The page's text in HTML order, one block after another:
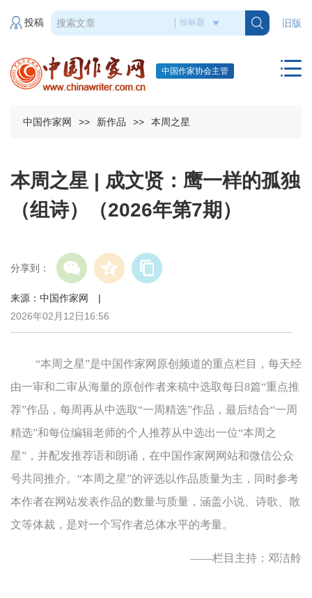
旧版
投稿
中国作家协会主管
中国作家网 >> 新作品 >> 本周之星
本周之星 | 成文贤：鹰一样的孤独
（组诗）（2026年第7期）
分享到：
来源：中国作家网 |
2026年02月12日16:56
“本周之星”是中国作家网原创频道的重点栏目，每天经
由一审和二审从海量的原创作者来稿中选取每日8篇“重点推
荐”作品，每周再从中选取“一周精选”作品，最后结合“一周
精选”和每位编辑老师的个人推荐从中选出一位“本周之
星”，并配发推荐语和朗诵，在中国作家网网站和微信公众
号共同推介。“本周之星”的评选以作品质量为主，同时参考
本作者在网站发表作品的数量与质量，涵盖小说、诗歌、散
文等体裁，是对一个写作者总体水平的考量。
——栏目主持：邓洁舲